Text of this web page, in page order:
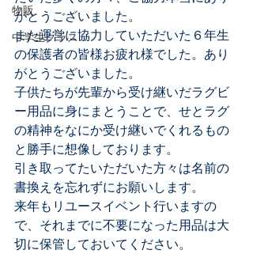
物販
中学生クラス
がとうございました。
また運営に協力していただいた６年生
の保護者の皆様お疲れ様でした。あり
がとうございました。
子供たちが先輩から受け継いだラグビ
ー用品に身にまとうことで、せとラグ
の精神をなにか受け継いでくれるもの
と勝手に想像しております。
引き取ってたいただいた方々は名前の
書換えを忘れずにお願いします。
来年もリユースイベント行いますの
で、それまでに不要になった用品は大
切に保管しておいてください。